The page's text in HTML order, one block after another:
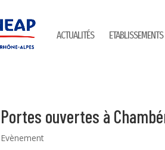
ACTUALITÉS ETABLISSEMENTS
Portes ouvertes à
Evènement